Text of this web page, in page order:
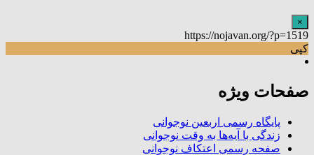
×
https://nojavan.org/?p=1519
کپی
صفحات ویژه
پایگاه رسمی اربعین نوجوانی
زندگی با آیه‌ها به وقت نوجوانی
صفحه رسمی اعتکاف نوجوانی